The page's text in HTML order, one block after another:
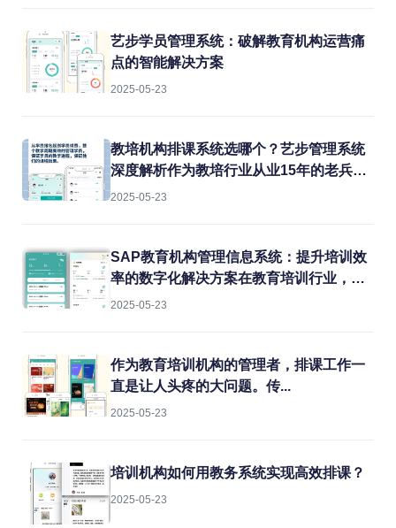
艺步学员管理系统：破解教育机构运营痛
点的智能解决方案
2025-05-23
教培机构排课系统选哪个？艺步管理系统
深度解析作为教培行业从业15年的老兵，
我见过太多机构在教务管理上栽跟头。排
结合实战经验，聊聊如何用专业系统解决
这些难题。
2025-05-23
SAP教育机构管理信息系统：提升培训效
率的数字化解决方案在教育培训行业，机
构常常面临课程管理混乱、学员信息分
SAP教育机构管理信息系统正是为解决这
些问题而生的专业工具。
2025-05-23
作为教育培训机构的管理者，排课工作一
直是让人头疼的大问题。传...
2025-05-23
培训机构如何用教务系统实现高效排课？
2025-05-23